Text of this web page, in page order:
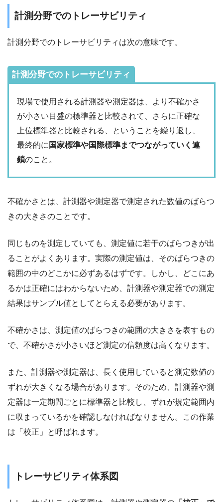
計測分野でのトレーサビリティ
計測分野でのトレーサビリティは次の意味です。
計測分野でのトレーサビリティ
現場で使用される計測器や測定器は、より不確かさ
が小さい目盛の標準器と比較されて、さらに正確な
上位標準器と比較される、ということを繰り返し、
最終的に 国家標準や国際標準までつながっていく連
鎖のこと。
不確かさとは、計測器や測定器で測定された数値のばらつ
きの大きさのことです。
同じものを測定していても、測定値に若干のばらつきが出
ることがよくあります。実際の測定値は、そのばらつきの
範囲の中のどこかに必ずあるはずです。しかし、どこにあ
るかは正確にはわからないため、計測器や測定器での測定
結果はサンプル値としてとらえる必要があります。
不確かさは、測定値のばらつきの範囲の大きさを表すもの
で、不確かさが小さいほど測定の信頼度は高くなります。
また、計測器や測定器は、長く使用していると測定数値の
ずれが大きくなる場合があります。そのため、計測器や測
定器は一定期間ごとに標準器と比較し、ずれが規定範囲内
に収まっているかを確認しなければなりません。この作業
は「校正」と呼ばれます。
トレーサビリティ体系図